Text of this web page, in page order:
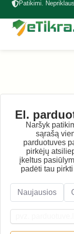
Patikimi.
El.
Naršyk
sąrašą
parduotuves
pirkėjų
įkeltus
padėti tau
Naujausios